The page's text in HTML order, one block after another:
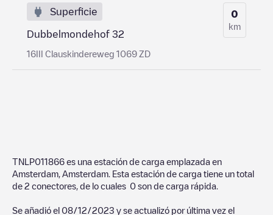
Superficie
Dubbelmondehof 32
16III Clauskindereweg 1069 ZD
0
km
TNLP011866 es una estación de carga emplazada en
Amsterdam Amsterdam . Esta estación de carga tiene un total
de 2 conectores, de lo cuales 0 son de carga rápida.
Se añadió el 08/12/2023 y se actualizó por última vez el